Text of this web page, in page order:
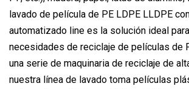
lavado de película de PE LDPE LLDPE
automatizado line es la solución ideal
necesidades de reciclaje de películas de
una serie de maquinaria de reciclaje de
nuestra línea de lavado toma películas